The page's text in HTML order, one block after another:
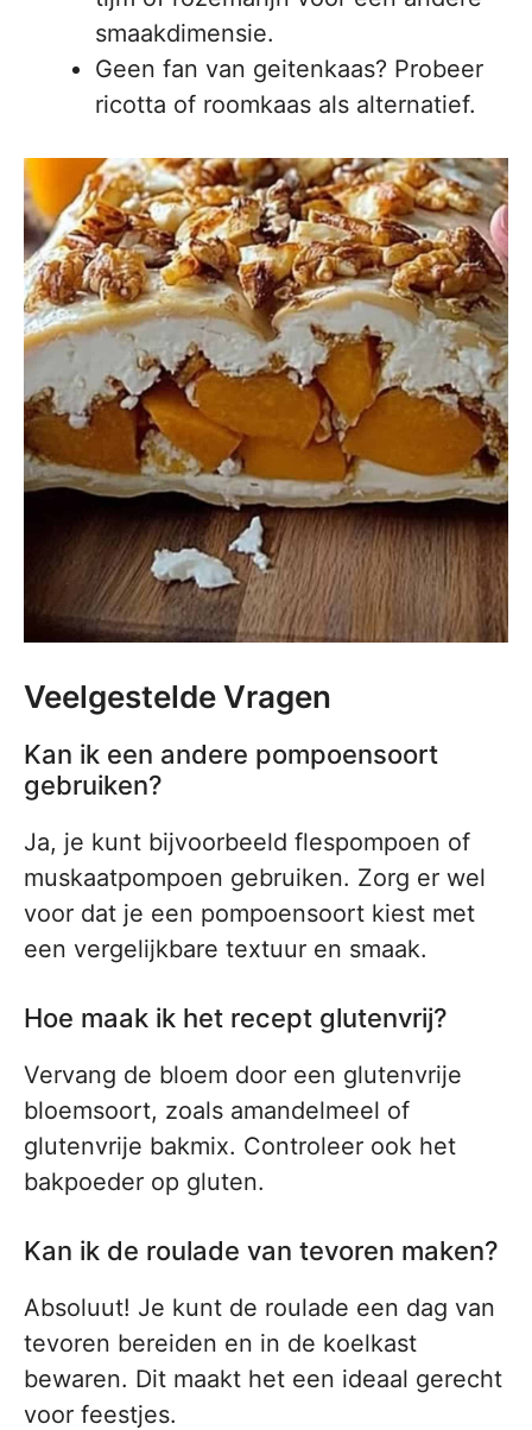
smaakdimensie.
Geen fan van geitenkaas? Probeer
ricotta of roomkaas als alternatief.
Veelgestelde Vragen
Kan ik een andere pompoensoort
gebruiken?
Ja, je kunt bijvoorbeeld flespompoen of
muskaatpompoen gebruiken. Zorg er wel
voor dat je een pompoensoort kiest met
een vergelijkbare textuur en smaak.
Hoe maak ik het recept glutenvrij?
Vervang de bloem door een glutenvrije
bloemsoort, zoals amandelmeel of
glutenvrije bakmix. Controleer ook het
bakpoeder op gluten.
Kan ik de roulade van tevoren maken?
Absoluut! Je kunt de roulade een dag van
tevoren bereiden en in de koelkast
bewaren. Dit maakt het een ideaal gerecht
voor feestjes.